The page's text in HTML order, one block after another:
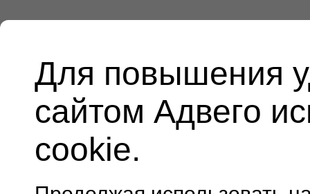
Для повышения
сайтом Адвего
cookie.